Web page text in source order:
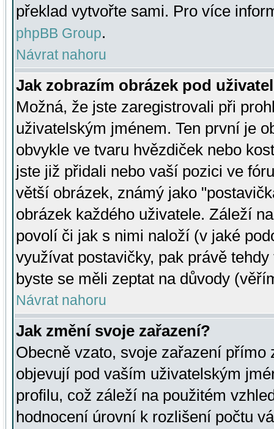
překlad vytvořte sami. Pro více
phpBB Group.
Návrat nahoru
Jak zobrazím obrázek pod
Možná, že jste zaregistrovali při
uživatelským jménem. Ten první je
obvykle ve tvaru hvězdiček nebo
jste již přidali nebo vaší pozici ve
větší obrázek, známý jako
obrázek každého uživatele. Záleží
povolí či jak s nimi naloží (v jaké
využívat postavičky, pak právě
byste se měli zeptat na důvody
Návrat nahoru
Jak změní svoje zařazení?
Obecně vzato, svoje zařazení přímo
objevují pod vaším uživatelským
profilu, což záleží na použitém
hodnocení úrovní k rozlišení počtu